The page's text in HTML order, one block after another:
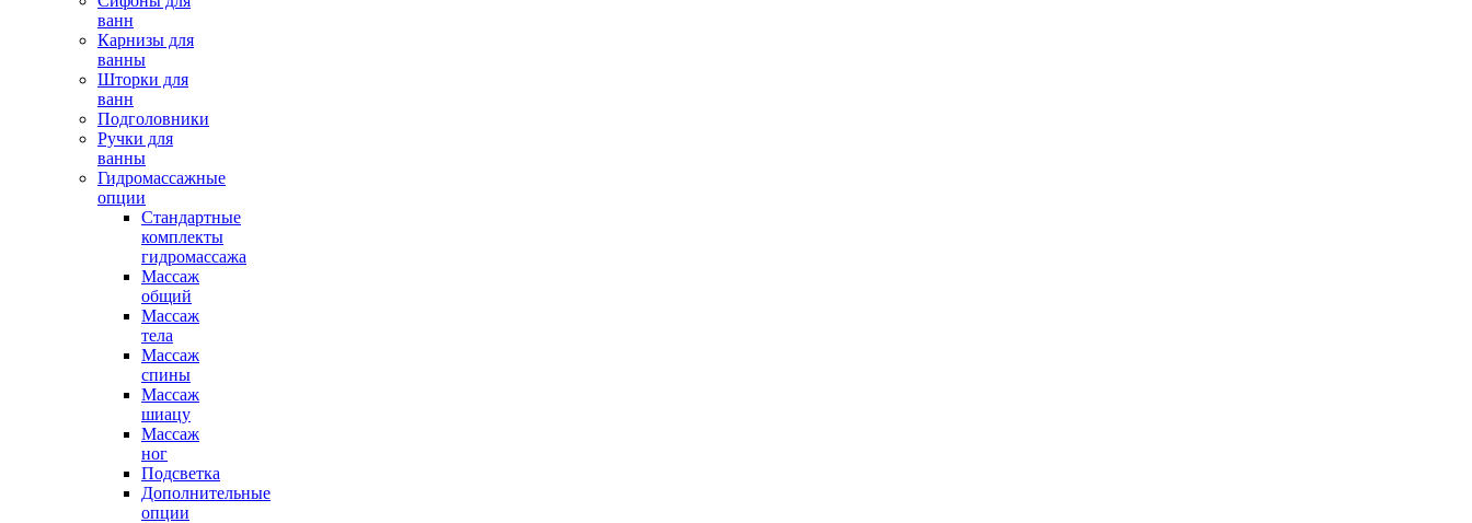
ванн
Карнизы для
ванны
Шторки для
ванн
Подголовники
Ручки для
ванны
Гидромассажные
опции
Стандартные
комплекты
гидромассажа
Массаж
общий
Массаж
тела
Массаж
спины
Массаж
шиацу
Массаж
ног
Подсветка
Дополнительные
опции